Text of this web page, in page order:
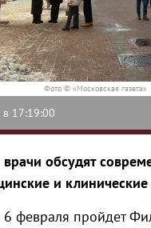
Фото © «Московская газета»
17:19:00
обсудят
и клинические
февраля пройдет